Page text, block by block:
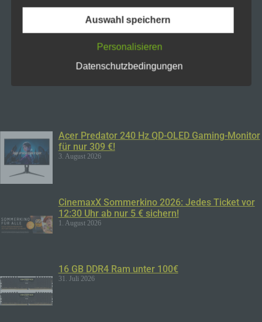
Zur App
Zur App
Acer Predator 240 Hz QD-OLED Gaming-Monitor
für nur 309 €!
3. August 2026
CinemaxX Sommerkino 2026: Jedes Ticket vor
12:30 Uhr ab nur 5 € sichern!
1. August 2026
16 GB DDR4 Ram unter 100€
31. Juli 2026
Maßnahmen umgesetzt, um einen möglichst
lückenlosen Schutz der über diese Internetseite
sicherzustellen. Dennoch können Internetbasierte
Datenübertragungen grundsätzlich
Sicherheitslücken aufweisen, sodass ein absoluter
Begriffsbestimmungen
Die Datenschutzerklärung beruht auf den
Begrifflichkeiten, die durch den Europäischen
der Datenschutz-Grundverordnung (DS-GVO)
verwendet wurden. Unsere Datenschutzerklärung
soll sowohl für die Öffentlichkeit als auch für
unsere Kunden und Geschäftspartner einfach
Begrifflichkeiten erläutern.
Wir verwenden in dieser Datenschutzerklärung
unter anderem die folgenden Begriffe:
Auswahl speichern
Personalisieren
Datenschutzbedingungen